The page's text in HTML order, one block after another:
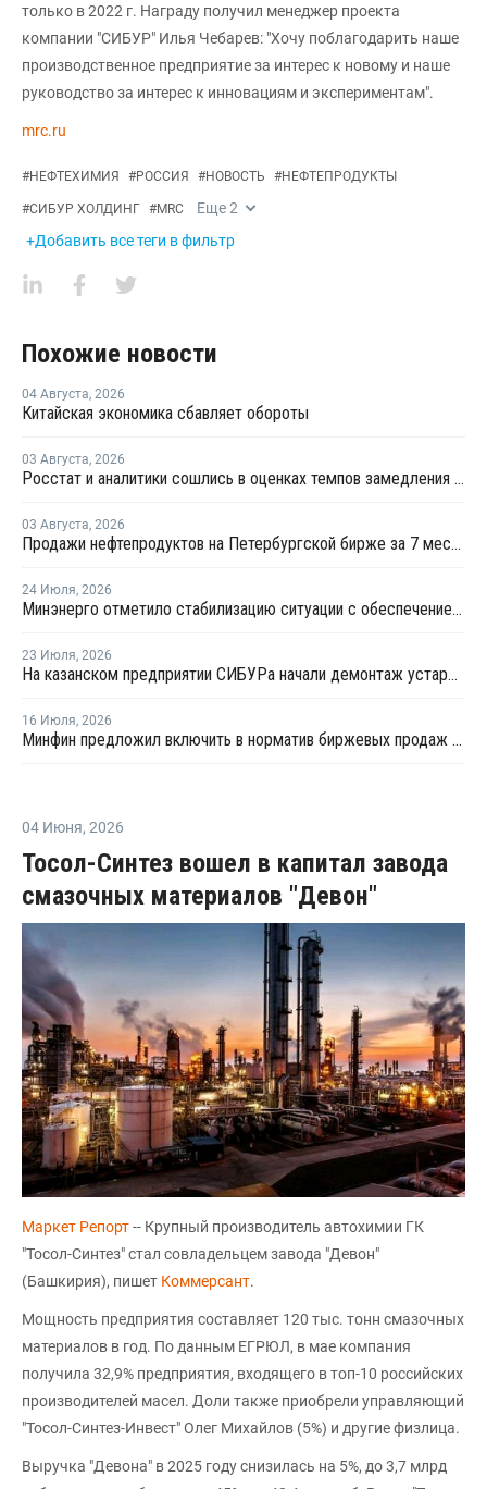
только в 2022 г. Награду получил менеджер проекта
компании "СИБУР" Илья Чебарев: "Хочу поблагодарить наше
производственное предприятие за интерес к новому и наше
руководство за интерес к инновациям и экспериментам".
mrc.ru
#НЕФТЕХИМИЯ #РОССИЯ #НОВОСТЬ #НЕФТЕПРОДУКТЫ
#СИБУР ХОЛДИНГ #MRC Еще2
+Добавить все теги в фильтр
Похожие новости
04 Августа, 2026
Китайская экономика сбавляет обороты
03 Августа, 2026
Росстат и аналитики сошлись в оценках темпов замедления экономики
03 Августа, 2026
Продажи нефтепродуктов на Петербургской бирже за 7 месяцев снизились на 11,2%, в июле – на 35,6%
24 Июля, 2026
Минэнерго отметило стабилизацию ситуации с обеспечением топливом в ряде регионов
23 Июля, 2026
На казанском предприятии СИБУРа начали демонтаж устаревшего производства этилена
16 Июля, 2026
Минфин предложил включить в норматив биржевых продаж топлива реализацию по договорам, устанавливаемым правительством
04 Июня, 2026
Тосол-Синтез вошел в капитал завода
смазочных материалов "Девон"
Маркет Репорт-- Крупный производитель автохимии ГК
"Тосол-Синтез" стал совладельцем завода "Девон"
(Башкирия), пишет Коммерсант.
Мощность предприятия составляет 120 тыс. тонн смазочных
материалов в год. По данным ЕГРЮЛ, в мае компания
получила 32,9% предприятия, входящего в топ-10 российских
производителей масел. Доли также приобрели управляющий
"Тосол-Синтез-Инвест" Олег Михайлов (5%) и другие физлица.
Выручка "Девона" в 2025 году снизилась на 5%, до 3,7 млрд